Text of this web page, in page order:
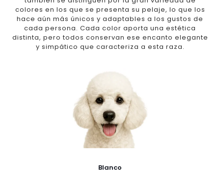
colores en los que se presenta su pelaje, lo que los
hace aún más únicos y adaptables a los gustos de
cada persona. Cada color aporta una estética
distinta, pero todos conservan ese encanto elegante
y simpático que caracteriza a esta raza.
Blanco